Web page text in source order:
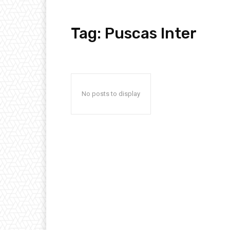
Tag: Puscas Inter
No posts to display